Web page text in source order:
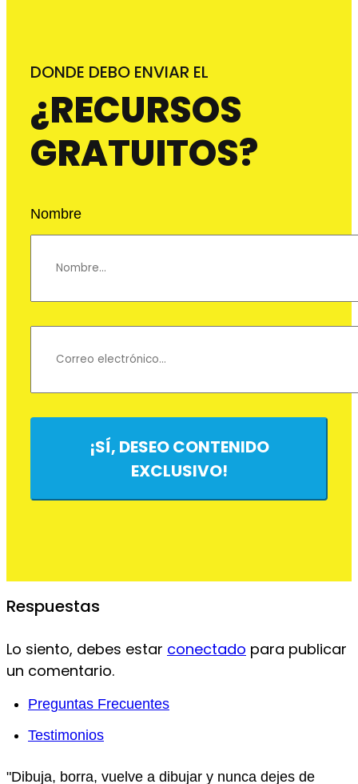
DONDE DEBO ENVIAR EL
¿RECURSOS
GRATUITOS?
Nombre
¡SÍ, DESEO CONTENIDO
EXCLUSIVO!
Respuestas
Lo siento, debes estar conectado para publicar
un comentario.
Preguntas Frecuentes
Testimonios
"Dibuja, borra, vuelve a dibujar y nunca dejes de